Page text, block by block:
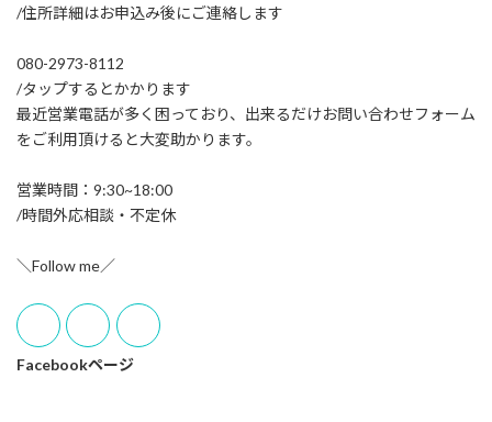
/住所詳細はお申込み後にご連絡します
080-2973-8112
/タップするとかかります
最近営業電話が多く困っており、出来るだけお問い合わせフォーム
をご利用頂けると大変助かります。
営業時間：9:30~18:00
/時間外応相談・不定休
＼Follow me／
Facebookページ